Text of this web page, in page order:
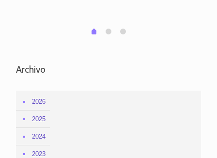
0 1 2
Archivo
2026
2025
2024
2023